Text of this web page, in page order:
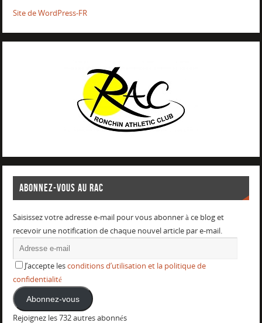
Site de WordPress-FR
ABONNEZ-VOUS AU RAC
Saisissez votre adresse e-mail pour vous abonner à ce blog et
recevoir une notification de chaque nouvel article par e-mail.
J’accepte lesconditions d’utilisation et la politique de
confidentialité
Abonnez-vous
Rejoignez les 732 autres abonnés